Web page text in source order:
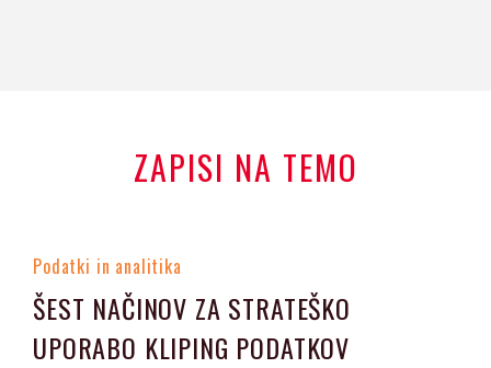
ZAPISI NA TEMO
Podatki in analitika
ŠEST NAČINOV ZA STRATEŠKO
UPORABO KLIPING PODATKOV